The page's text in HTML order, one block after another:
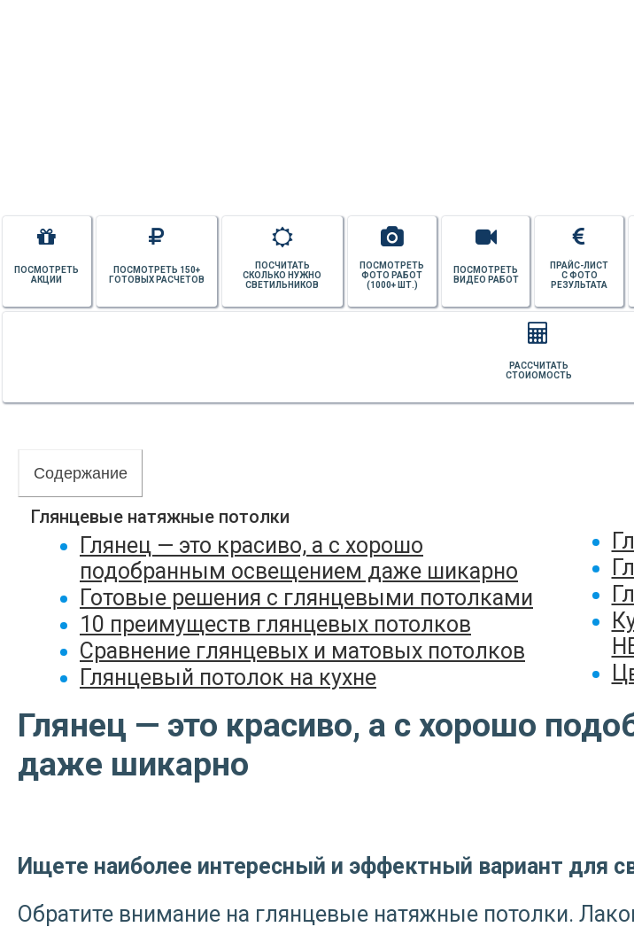
ПРАЙС-ЛИСТ
С ФОТО
РЕЗУЛЬТАТА
ПОСМОТРЕТЬ
ВИДЕО РАБОТ
ПОСМОТРЕТЬ
ФОТО РАБОТ
(1000+ ШТ.)
ПОСЧИТАТЬ
СКОЛЬКО НУЖНО
СВЕТИЛЬНИКОВ
ПОСМОТРЕТЬ 150+
ГОТОВЫХ РАСЧЕТОВ
ПОСМОТРЕТЬ
АКЦИИ
РАССЧИТАТЬ
СТОИОМОСТЬ
Содержание
Глянцевые натяжные потолки
Глянец — это красиво, а с хорошо
подобранным освещением даже шикарно
Готовые решения с глянцевыми потолками
10 преимуществ глянцевых потолков
Сравнение глянцевых и матовых потолков
Глянцевый потолок на кухне
Глянец — это красиво, а с хорошо
даже шикарно
Ищете наиболее интересный и эффектный вариант для
Обратите внимание на глянцевые натяжные потолки.